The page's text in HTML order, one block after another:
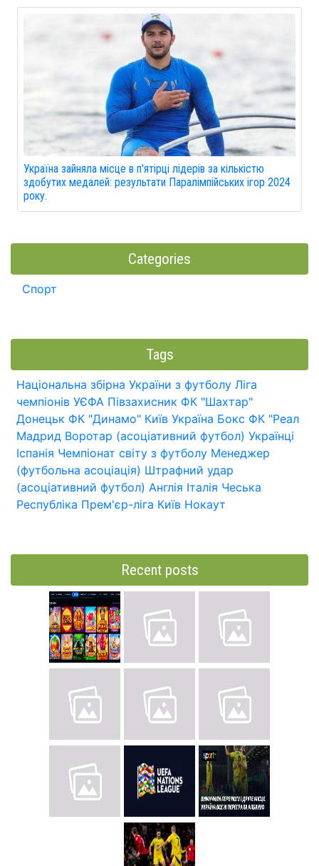
Україна зайняла місце в п'ятірці лідерів за кількістю
здобутих медалей: результати Паралімпійських ігор 2024
року.
Categories
Спорт
Tags
Національна збірна України з футболу Ліга
чемпіонів УЄФА Півзахисник ФК "Шахтар"
Донецьк ФК "Динамо" Київ Україна Бокс ФК "Реал
Мадрид Воротар (асоціативний футбол) Українці
Іспанія Чемпіонат світу з футболу Менеджер
(футбольна асоціація) Штрафний удар
(асоціативний футбол) Англія Італія Чеська
Республіка Прем'єр-ліга Київ Нокаут
Recent posts